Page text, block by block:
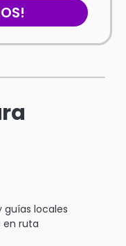
locales
en ruta